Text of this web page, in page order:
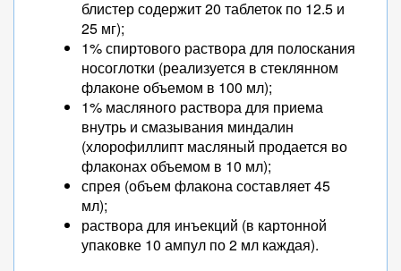
блистер содержит 20 таблеток по 12.5 и
25 мг);
1% спиртового раствора для полоскания
носоглотки (реализуется в стеклянном
флаконе объемом в 100 мл);
1% масляного раствора для приема
внутрь и смазывания миндалин
(хлорофиллипт масляный продается во
флаконах объемом в 10 мл);
спрея (объем флакона составляет 45
мл);
раствора для инъекций (в картонной
упаковке 10 ампул по 2 мл каждая).